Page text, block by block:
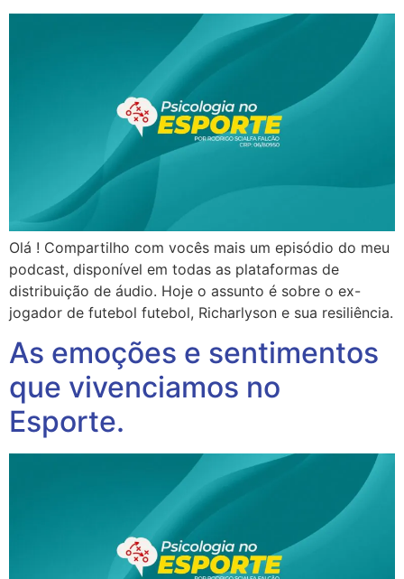
Olá ! Compartilho com vocês mais um episódio do meu
podcast, disponível em todas as plataformas de
distribuição de áudio. Hoje o assunto é sobre o ex-
jogador de futebol futebol, Richarlyson e sua resiliência.
As emoções e sentimentos
que vivenciamos no
Esporte.